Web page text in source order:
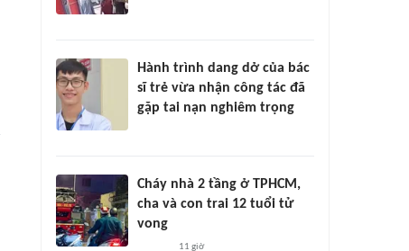
Hành trình dang dở của bác
sĩ trẻ vừa nhận công tác đã
gặp tai nạn nghiêm trọng
Cháy nhà 2 tầng ở TPHCM,
cha và con trai 12 tuổi tử
vong
11 giờ